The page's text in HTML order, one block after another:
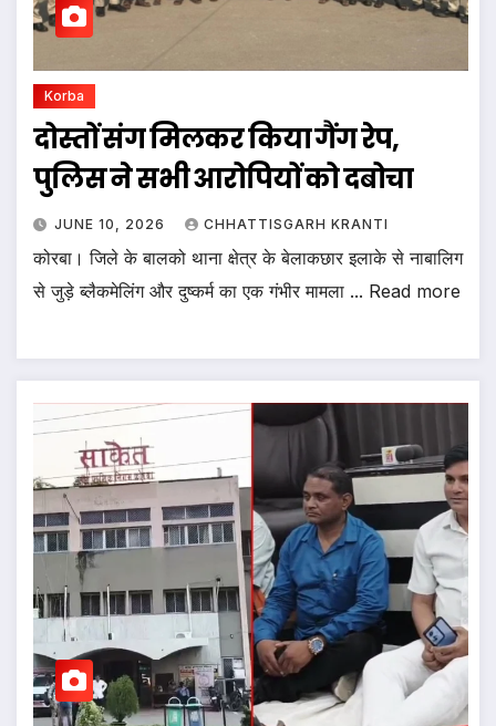
Korba
दोस्तों संग मिलकर किया गैंग रेप,
पुलिस ने सभी आरोपियों को दबोचा
JUNE 10, 2026 CHHATTISGARH KRANTI
कोरबा। जिले के बालको थाना क्षेत्र के बेलाकछार इलाके से नाबालिग
से जुड़े ब्लैकमेलिंग और दुष्कर्म का एक गंभीर मामला ... Read more